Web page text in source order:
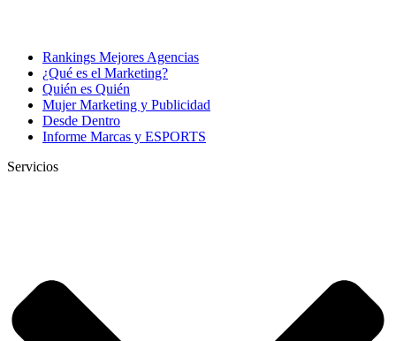
Rankings Mejores Agencias
¿Qué es el Marketing?
Quién es Quién
Mujer Marketing y Publicidad
Desde Dentro
Informe Marcas y ESPORTS
Servicios